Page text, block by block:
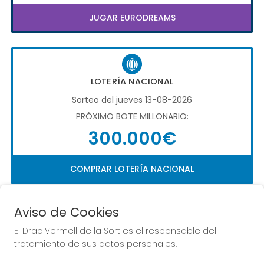
JUGAR EURODREAMS
LOTERÍA NACIONAL
Sorteo del jueves 13-08-2026
PRÓXIMO BOTE MILLONARIO:
300.000€
COMPRAR LOTERÍA NACIONAL
Aviso de Cookies
El Drac Vermell de la Sort es el responsable del
tratamiento de sus datos personales.